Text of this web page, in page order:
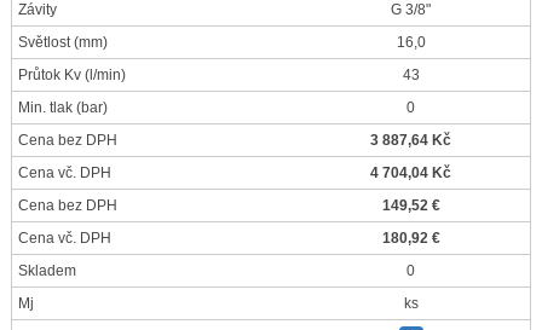
Závity
G 3/8"
Světlost(mm)
16,0
Průtok Kv (l/min)
43
Min. tlak (bar)
0
Cena bez DPH
3 887,64 Kč
Cena vč. DPH
4 704,04 Kč
Cena bez DPH
149,52 €
Cena vč. DPH
180,92 €
Skladem
0
Mj
ks